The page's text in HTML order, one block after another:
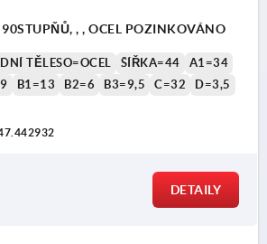
, , OCEL POZINKOVÁNO
TĚLESO=OCEL ŠÍŘKA=44
A1=34
B1=13 B2=6 B3=9,5 C=32
D=3,5
DETAILY